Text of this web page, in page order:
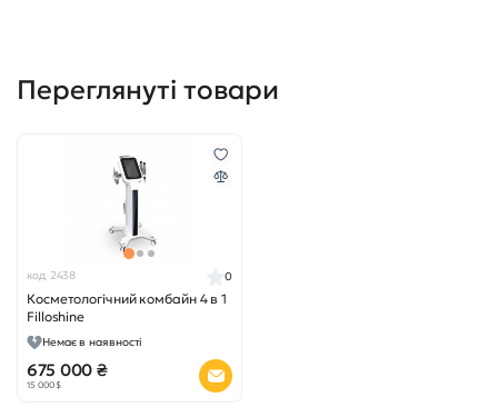
Переглянуті товари
код 2438
Косметологічний комбайн 4 в 1
Filloshine
0
Немає в наявності
675 000 ₴
15 000 $